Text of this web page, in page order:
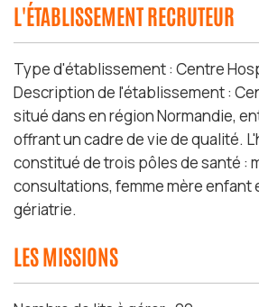
L'ÉTABLISSEMENT RECRUTEUR
Type d'établissement : Centre
Description de l'établissement :
situé dans en région Normandie,
offrant un cadre de vie de qualité.
constitué de trois pôles de santé :
consultations, femme mère enfant
gériatrie.
LES MISSIONS